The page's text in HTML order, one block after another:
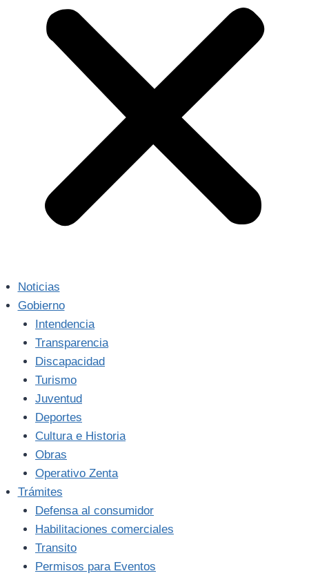
Noticias
Gobierno
Intendencia
Transparencia
Discapacidad
Turismo
Juventud
Deportes
Cultura e Historia
Obras
Operativo Zenta
Trámites
Defensa al consumidor
Habilitaciones comerciales
Transito
Permisos para Eventos